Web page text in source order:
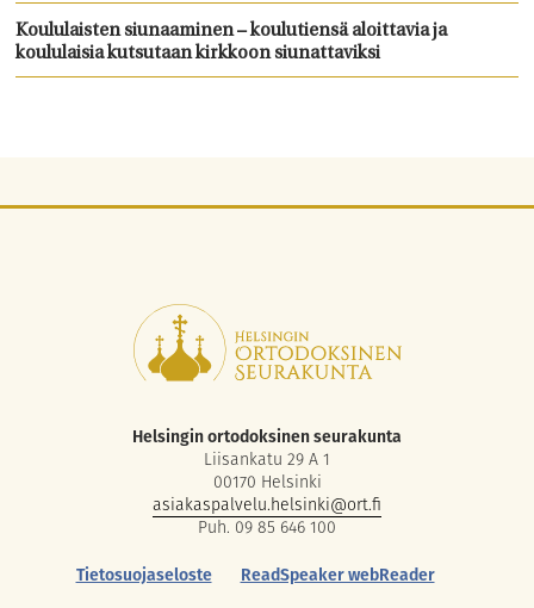
Koululaisten siunaaminen – koulutiensä aloittavia ja
koululaisia kutsutaan kirkkoon siunattaviksi
Helsingin ortodoksinen seurakunta
Liisankatu 29 A 1
00170 Helsinki
asiakaspalvelu.helsinki@ort.fi
Puh. 09 85 646 100
Tietosuojaseloste
ReadSpeaker webReader